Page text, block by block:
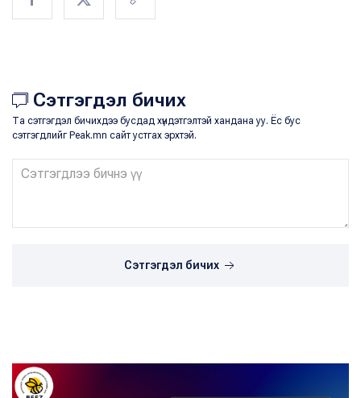
Сэтгэгдэл бичих
Та сэтгэгдэл бичихдээ бусдад хүндэтгэлтэй хандана уу. Ёс бус
сэтгэгдлийг Peak.mn сайт устгах эрхтэй.
Сэтгэгдэл бичих